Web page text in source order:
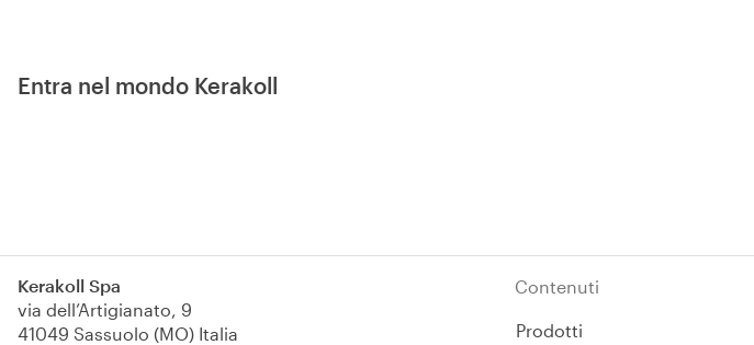
Entra nel mondo Kerakoll
Kerakoll Spa
via dell’Artigianato, 9
41049 Sassuolo (MO) Italia
Contenuti
Prodotti